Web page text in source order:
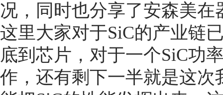
况，同时也分享了安森美
这里大家对于SiC的产业链
底到芯片，对于一个SiC功
作，还有剩下一半就是这